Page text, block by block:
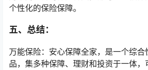
个性化的保险保障。
五、总结：
万能保险：安心保障全家，是一个综合
品，集多种保障、理财和投资于一体，